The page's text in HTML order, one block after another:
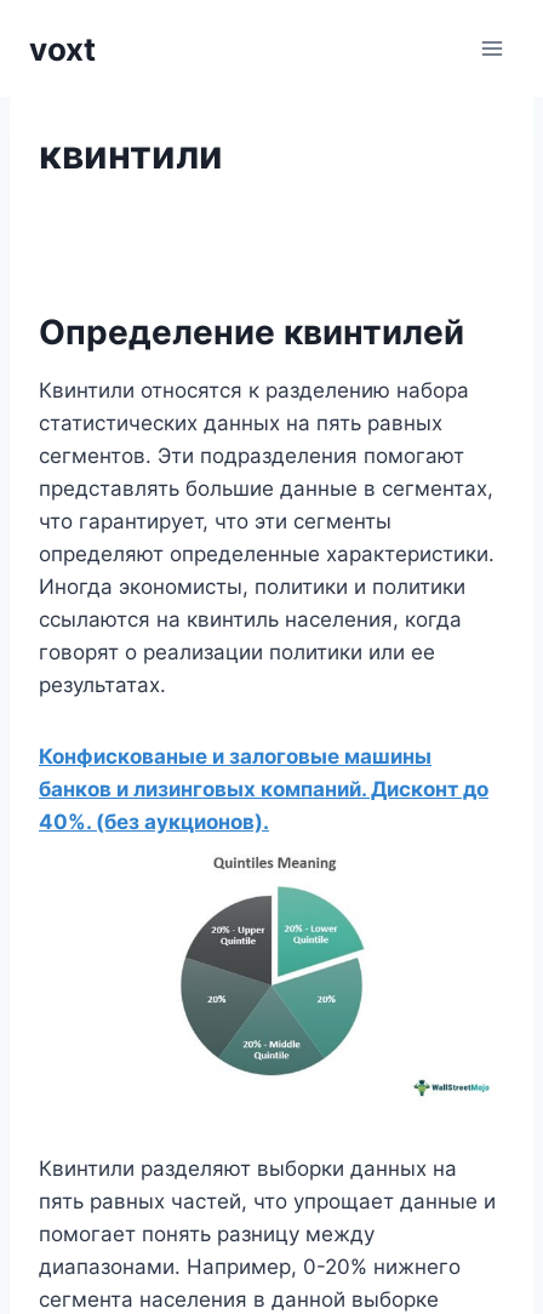
voxt
квинтили
Определение квинтилей
Квинтили относятся к разделению набора
статистических данных на пять равных
сегментов. Эти подразделения помогают
представлять большие данные в сегментах,
что гарантирует, что эти сегменты
определяют определенные характеристики.
Иногда экономисты, политики и политики
ссылаются на квинтиль населения, когда
говорят о реализации политики или ее
результатах.
Конфискованые и залоговые машины
банков и лизинговых компаний. Дисконт до
40%. (без аукционов).
Квинтили разделяют выборки данных на
пять равных частей, что упрощает данные и
помогает понять разницу между
диапазонами. Например, 0-20% нижнего
сегмента населения в данной выборке